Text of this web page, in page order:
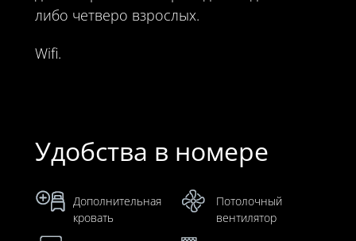
либо четверо взрослых.
Wifi.
Удобства в номере
Дополнительная
кровать
Потолочный
вентилятор